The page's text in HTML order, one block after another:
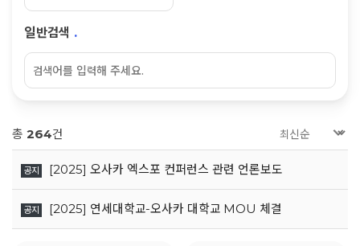
일반검색 .
총 264건
공지 [2025] 오사카 엑스포 컨퍼런스 관련 언론보도
공지 [2025] 연세대학교-오사카 대학교 MOU 체결